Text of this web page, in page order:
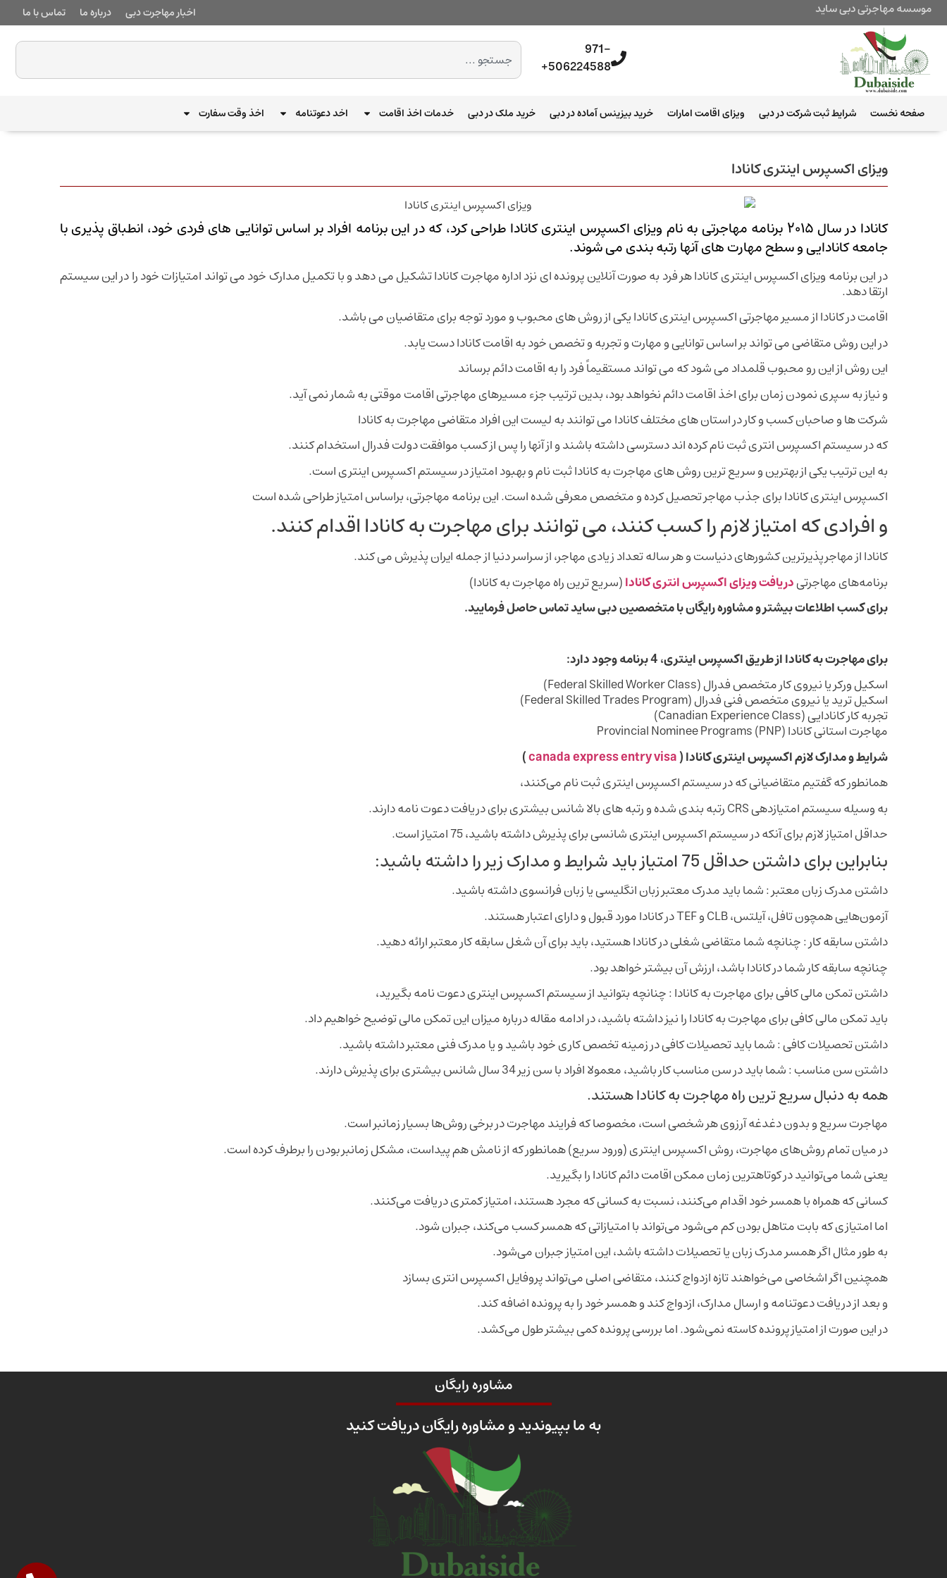
موسسه مهاجرتی دبی ساید اخبار مهاجرت دبی درباره ما تماس با ما
971-
506224588+
صفحه نخست شرایط ثبت شرکت در دبی ویزای اقامت امارات خرید بیزینس آماده در دبی خرید ملک در دبی خدمات اخذ اقامت اخد دعوتنامه اخذ وقت سفارت
ویزای اکسپرس اینتری کانادا
کانادا در سال ۲۰۱۵ برنامه مهاجرتی به نام ویزای اکسپرس اینتری کانادا طراحی کرد، که در این برنامه افراد بر اساس توانایی های فردی خود، انطباق پذیری با
جامعه کانادایی و سطح مهارت های آنها رتبه بندی می شوند.
در این برنامه ویزای اکسپرس اینتری کانادا هر فرد به صورت آنلاین پرونده ای نزد اداره مهاجرت کانادا تشکیل می دهد و با تکمیل مدارک خود می تواند امتیازات خود را در این سیستم
ارتقا دهد.
اقامت در کانادا از مسیر مهاجرتی اکسپرس اینتری کانادا یکی از روش های محبوب و مورد توجه برای متقاضیان می باشد.
در این روش متقاضی می تواند بر اساس توانایی و مهارت و تجربه و تخصص خود به اقامت کانادا دست یابد.
این روش از این رو محبوب قلمداد می شود که می تواند مستقیماً فرد را به اقامت دائم برساند
و نیاز به سپری نمودن زمان برای اخذ اقامت دائم نخواهد بود، بدین ترتیب جزء مسیرهای مهاجرتی اقامت موقتی به شمار نمی آید.
شرکت ها و صاحبان کسب و کار در استان های مختلف کانادا می توانند به لیست این افراد متقاضی مهاجرت به کانادا
که در سیستم اکسپرس انتری ثبت نام کرده اند دسترسی داشته باشند و از آنها را پس از کسب موافقت دولت فدرال استخدام کنند.
به این ترتیب یکی از بهترین و سریع ترین روش های مهاجرت به کانادا ثبت نام و بهبود امتیاز در سیستم اکسپرس اینتری است.
اکسپرس اینتری کانادا برای جذب مهاجر تحصیل کرده و متخصص معرفی شده است. این برنامه مهاجرتی، براساس امتیاز طراحی شده است
و افرادی که امتیاز لازم را کسب کنند، می توانند برای مهاجرت به کانادا اقدام کنند.
کانادا از مهاجرپذیرترین کشورهای دنیاست و هر ساله تعداد زیادی مهاجر، از سراسر دنیا از جمله ایران پذیرش می کند.
برنامه‌های مهاجرتیدریافت ویزای اکسپرس انتری کانادا(سریع ترین راه مهاجرت به کانادا)
برای کسب اطلاعات بیشتر و مشاوره رایگان با متخصصین دبی ساید تماس حاصل فرمایید.
برای مهاجرت به کانادا از طریق اکسپرس اینتری، 4 برنامه وجود دارد:
اسکیل ورکر یا نیروی کار متخصص فدرال (Federal Skilled Worker Class)
اسکیل ترید یا نیروی متخصص فنی فدرال (Federal Skilled Trades Program)
تجربه کار کانادایی (Canadian Experience Class)
مهاجرت استانی کانادا (Provincial Nominee Programs (PNP
شرایط و مدارک لازم اکسپرس اینتری کانادا (canada express entry visa
)
همانطور که گفتیم متقاضیانی که در سیستم اکسپرس اینتری ثبت نام می‌کنند،
به وسیله سیستم امتیازدهی CRS رتبه بندی شده و رتبه های بالا شانس بیشتری برای دریافت دعوت نامه دارند.
حداقل امتیاز لازم برای آنکه در سیستم اکسپرس اینتری شانسی برای پذیرش داشته باشید، 75 امتیاز است.
بنابراین برای داشتن حداقل 75 امتیاز باید شرایط و مدارک زیر را داشته باشید:
داشتن مدرک زبان معتبر : شما باید مدرک معتبر زبان انگلیسی یا زبان فرانسوی داشته باشید.
آزمون‌هایی همچون تافل، آیلتس، CLB و TEF در کانادا مورد قبول و دارای اعتبار هستند.
داشتن سابقه کار : چنانچه شما متقاضی شغلی در کانادا هستید، باید برای آن شغل سابقه کار معتبر ارائه دهید.
چنانچه سابقه کار شما در کانادا باشد، ارزش آن بیشتر خواهد بود.
داشتن تمکن مالی کافی برای مهاجرت به کانادا : چنانچه بتوانید از سیستم اکسپرس اینتری دعوت نامه بگیرید،
باید تمکن مالی کافی برای مهاجرت به کانادا را نیز داشته باشید، در ادامه مقاله درباره میزان این تمکن مالی توضیح خواهیم داد.
داشتن تحصیلات کافی : شما باید تحصیلات کافی در زمینه تخصص کاری خود باشید و یا مدرک فنی معتبر داشته باشید.
داشتن سن مناسب : شما باید در سن مناسب کار باشید، معمولا افراد با سن زیر 34 سال شانس بیشتری برای پذیرش دارند.
همه به دنبال سریع ترین راه مهاجرت به کانادا هستند.
مهاجرت سریع و بدون دغدغه آرزوی هر شخصی است، مخصوصا که فرایند مهاجرت در برخی روش‌ها بسیار زمانبر است.
در میان تمام روش‌های مهاجرت، روش اکسپرس اینتری (ورود سریع) همانطور که از نامش هم پیداست، مشکل زمانبر بودن را برطرف کرده است.
یعنی شما می‌توانید در کوتاهترین زمان ممکن اقامت دائم کانادا را بگیرید.
کسانی که همراه با همسر خود اقدام می‌کنند، نسبت به کسانی که مجرد هستند، امتیاز کمتری دریافت می‌کنند.
اما امتیازی که بابت متاهل بودن کم می‌شود می‌تواند با امتیازاتی که همسر کسب می‌کند، جبران شود.
به طور مثال اگر همسر مدرک زبان یا تحصیلات داشته باشد، این امتیاز جبران می‌شود.
همچنین اگر اشخاصی می‌خواهند تازه ازدواج کنند، متقاضی اصلی می‌تواند پروفایل اکسپرس انتری بسازد
و بعد از دریافت دعوتنامه و ارسال مدارک، ازدواج کند و همسر خود را به پرونده اضافه کند.
در این صورت از امتیاز پرونده کاسته نمی‌شود. اما بررسی پرونده کمی بیشتر طول می‌کشد.
مشاوره رایگان
به ما بپیوندید و مشاوره رایگان دریافت کنید